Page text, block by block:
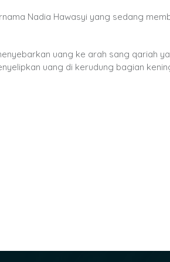
Nadia Hawasyi yang sedang
uang ke arah sang qariah
uang di kerudung bagian